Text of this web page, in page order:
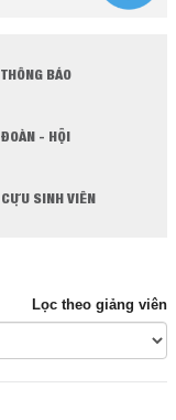
THÔNG BÁO
ĐOÀN - HỘI
CỰU SINH VIÊN
Lọc theo giảng viên